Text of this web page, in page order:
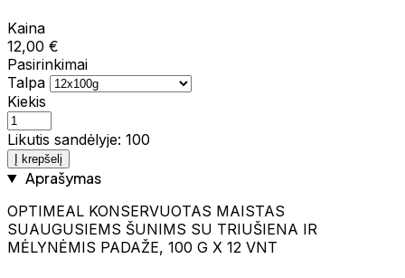
Kaina
12,00 €
Pasirinkimai
Talpa
Kiekis
Likutis sandėlyje: 100
Į krepšelį
Aprašymas
OPTIMEAL KONSERVUOTAS MAISTAS
SUAUGUSIEMS ŠUNIMS SU TRIUŠIENA IR
MĖLYNĖMIS PADAŽE, 100 G X 12 VNT